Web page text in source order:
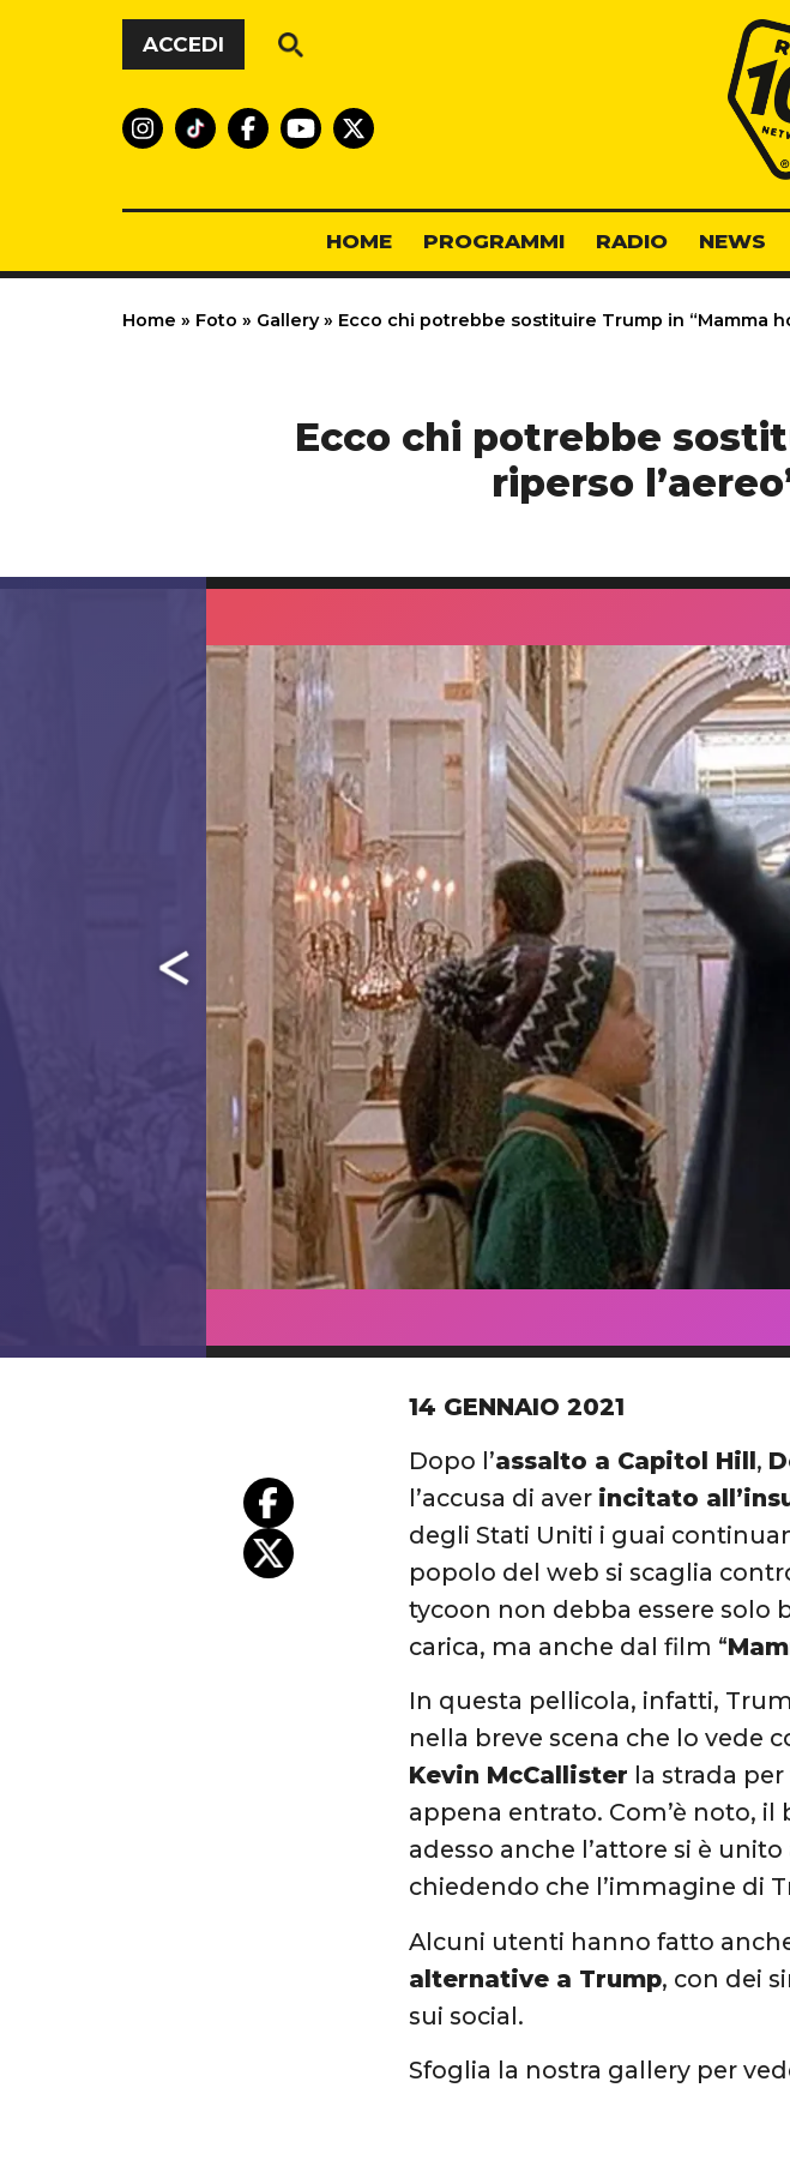
Vai al contenuto
ACCEDI
HOME PROGRAMMI RADIO NEWS
Home » Foto » Gallery » Ecco chi potrebbe sostituire Trump in “Mamma
Ecco chi potrebbe
riperso
14 GENNAIO 2021
Dopo l’assalto a Capitol Hill,
l’accusa di aver incitato
degli Stati Uniti i guai
popolo del web si scaglia
tycoon non debba essere solo
carica, ma anche dal film “
In questa pellicola, infatti,
nella breve scena che lo vede
Kevin McCallister la strada
appena entrato. Com’è noto,
adesso anche l’attore si è
chiedendo che l’immagine di
Alcuni utenti hanno fatto
alternative a Trump, con dei
sui social.
Sfoglia la nostra gallery per